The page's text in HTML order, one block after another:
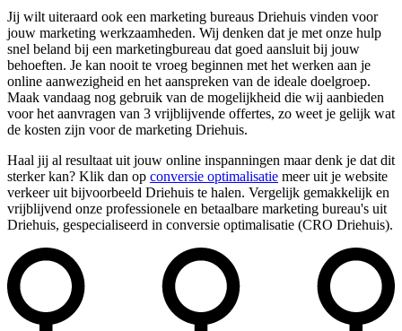
Jij wilt uiteraard ook een marketing bureaus Driehuis vinden voor
jouw marketing werkzaamheden. Wij denken dat je met onze hulp
snel beland bij een marketingbureau dat goed aansluit bij jouw
behoeften. Je kan nooit te vroeg beginnen met het werken aan je
online aanwezigheid en het aanspreken van de ideale doelgroep.
Maak vandaag nog gebruik van de mogelijkheid die wij aanbieden
voor het aanvragen van 3 vrijblijvende offertes, zo weet je gelijk wat
de kosten zijn voor de marketing Driehuis.
Haal jij al resultaat uit jouw online inspanningen maar denk je dat dit
sterker kan? Klik dan op conversie optimalisatie meer uit je website
verkeer uit bijvoorbeeld Driehuis te halen. Vergelijk gemakkelijk en
vrijblijvend onze professionele en betaalbare marketing bureau's uit
Driehuis, gespecialiseerd in conversie optimalisatie (CRO Driehuis).